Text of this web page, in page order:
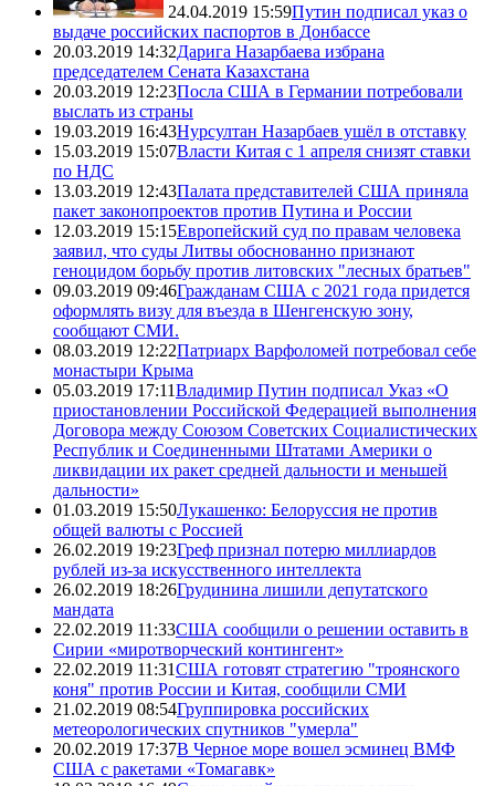
24.04.2019 15:59Путин подписал указ о
выдаче российских паспортов в Донбассе
20.03.2019 14:32Дарига Назарбаева избрана
председателем Сената Казахстана
20.03.2019 12:23Посла США в Германии потребовали
выслать из страны
19.03.2019 16:43Нурсултан Назарбаев ушёл в отставку
15.03.2019 15:07Власти Китая с 1 апреля снизят ставки
по НДС
13.03.2019 12:43Палата представителей США приняла
пакет законопроектов против Путина и России
12.03.2019 15:15Европейский суд по правам человека
заявил, что суды Литвы обоснованно признают
геноцидом борьбу против литовских "лесных братьев"
09.03.2019 09:46Гражданам США с 2021 года придется
оформлять визу для въезда в Шенгенскую зону,
сообщают СМИ.
08.03.2019 12:22Патриарх Варфоломей потребовал себе
монастыри Крыма
05.03.2019 17:11Владимир Путин подписал Указ «О
приостановлении Российской Федерацией выполнения
Договора между Союзом Советских Социалистических
Республик и Соединенными Штатами Америки о
ликвидации их ракет средней дальности и меньшей
дальности»
01.03.2019 15:50Лукашенко: Белоруссия не против
общей валюты с Россией
26.02.2019 19:23Греф признал потерю миллиардов
рублей из-за искусственного интеллекта
26.02.2019 18:26Грудинина лишили депутатского
мандата
22.02.2019 11:33США сообщили о решении оставить в
Сирии «миротворческий контингент»
22.02.2019 11:31США готовят стратегию "троянского
коня" против России и Китая, сообщили СМИ
21.02.2019 08:54Группировка российских
метеорологических спутников "умерла"
20.02.2019 17:37В Черное море вошел эсминец ВМФ
США с ракетами «Томагавк»